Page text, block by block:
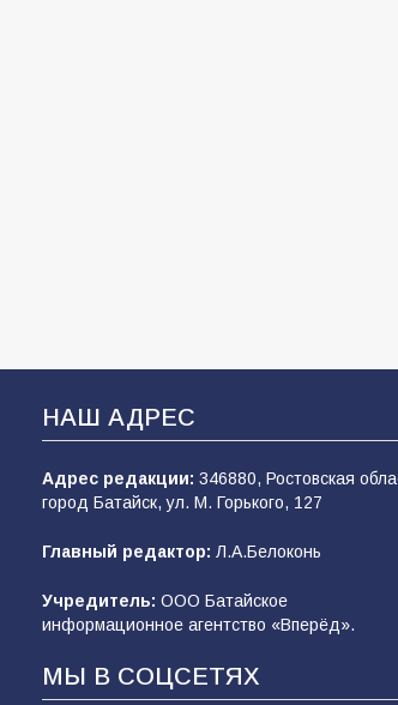
НАШ АДРЕС
Адрес редакции: 346880, Ростовская
город Батайск, ул. М. Горького, 127
Главный редактор: Л.А.Белоконь
Учредитель: ООО Батайское
информационное агентство «Вперёд».
МЫ В СОЦСЕТЯХ